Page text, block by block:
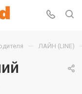
— ЛАЙН (LINE)